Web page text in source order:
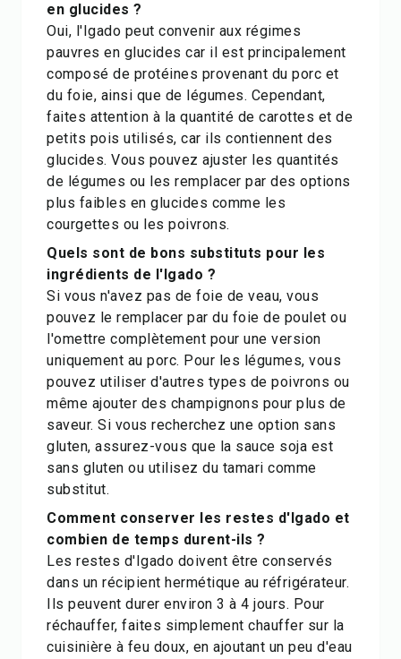
en glucides ?
Oui, l'Igado peut convenir aux régimes
pauvres en glucides car il est principalement
composé de protéines provenant du porc et
du foie, ainsi que de légumes. Cependant,
faites attention à la quantité de carottes et de
petits pois utilisés, car ils contiennent des
glucides. Vous pouvez ajuster les quantités
de légumes ou les remplacer par des options
plus faibles en glucides comme les
courgettes ou les poivrons.
Quels sont de bons substituts pour les
ingrédients de l'Igado ?
Si vous n'avez pas de foie de veau, vous
pouvez le remplacer par du foie de poulet ou
l'omettre complètement pour une version
uniquement au porc. Pour les légumes, vous
pouvez utiliser d'autres types de poivrons ou
même ajouter des champignons pour plus de
saveur. Si vous recherchez une option sans
gluten, assurez-vous que la sauce soja est
sans gluten ou utilisez du tamari comme
substitut.
Comment conserver les restes d'Igado et
combien de temps durent-ils ?
Les restes d'Igado doivent être conservés
dans un récipient hermétique au réfrigérateur.
Ils peuvent durer environ 3 à 4 jours. Pour
réchauffer, faites simplement chauffer sur la
cuisinière à feu doux, en ajoutant un peu d'eau